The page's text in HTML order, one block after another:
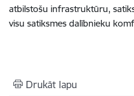
atbilstošu infrastruktūru,
visu satiksmes dalībnieku
Drukāt lapu